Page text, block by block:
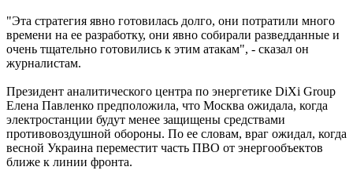
"Эта стратегия явно готовилась долго, они потратили много
времени на ее разработку, они явно собирали разведданные и
очень тщательно готовились к этим атакам", - сказал он
журналистам.
Президент аналитического центра по энергетике DiXi Group
Елена Павленко предположила, что Москва ожидала, когда
электростанции будут менее защищены средствами
противовоздушной обороны. По ее словам, враг ожидал, когда
весной Украина переместит часть ПВО от энергообъектов
ближе к линии фронта.